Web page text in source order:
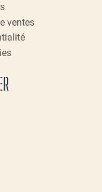
ventes